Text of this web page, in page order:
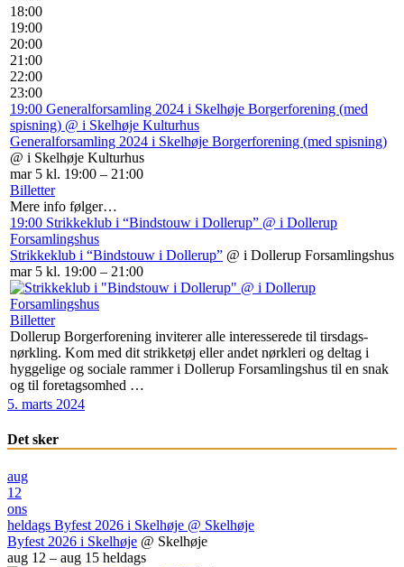
18:00
19:00
20:00
21:00
22:00
23:00
19:00 Generalforsamling 2024 i Skelhøje Borgerforening (med
spisning) @ i Skelhøje Kulturhus
Generalforsamling 2024 i Skelhøje Borgerforening (med spisning)
@ i Skelhøje Kulturhus
mar 5 kl. 19:00 – 21:00
Billetter
Mere info følger…
19:00 Strikkeklub i “Bindstouw i Dollerup” @ i Dollerup
Forsamlingshus
Strikkeklub i “Bindstouw i Dollerup” @ i Dollerup Forsamlingshus
mar 5 kl. 19:00 – 21:00
Billetter
Dollerup Borgerforening inviterer alle interesserede til tirsdags-
nørkling. Kom med dit strikketøj eller andet nørkleri og deltag i
hyggelige og sociale rammer i Dollerup Forsamlingshus til en snak
og til foretagsomhed …
5. marts 2024
Det sker
aug
12
ons
heldags Byfest 2026 i Skelhøje @ Skelhøje
Byfest 2026 i Skelhøje @ Skelhøje
aug 12 – aug 15 heldags